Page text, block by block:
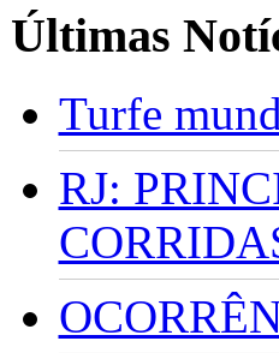
Últimas
Turfe
RJ: